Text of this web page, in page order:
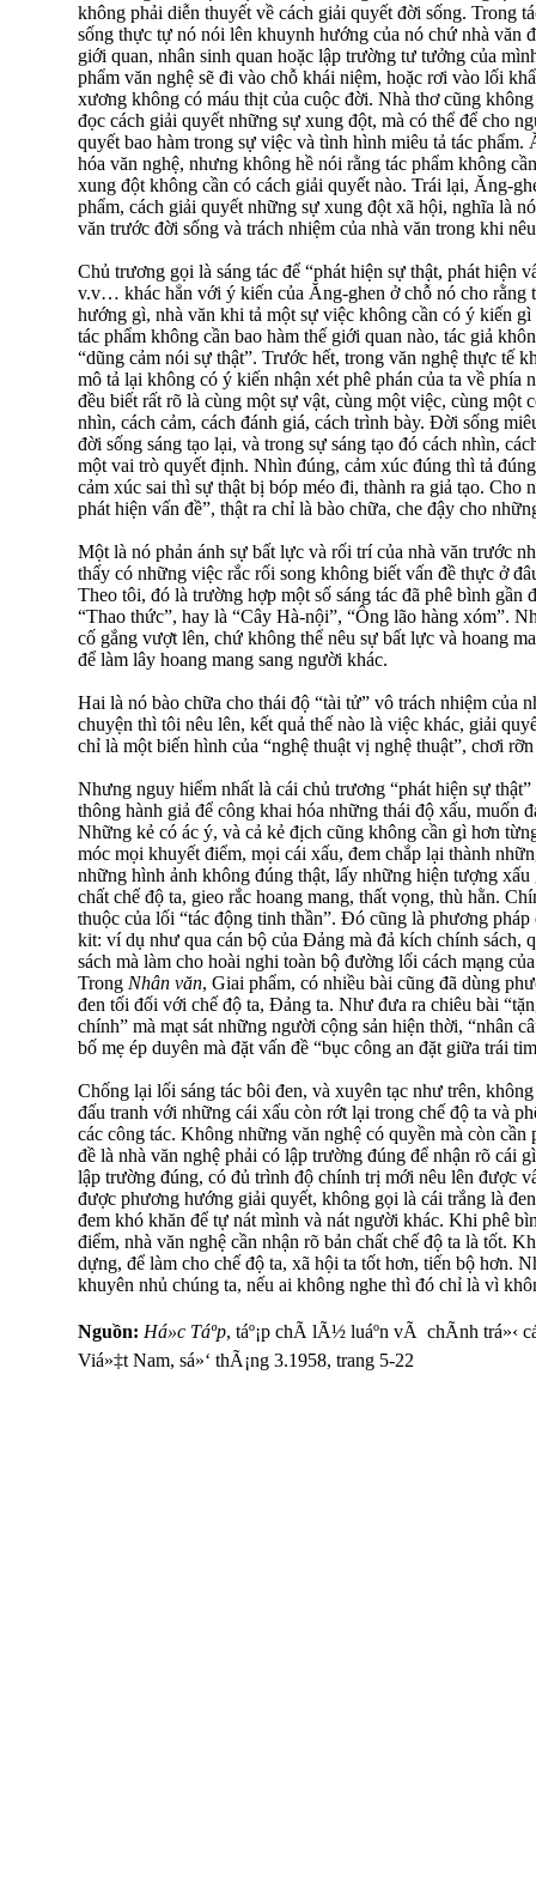
không phải diễn thuyết về cách giải quyết đời sống. Trong
sống thực tự nó nói lên khuynh hướng của nó chứ nhà văn
giới quan, nhân sinh quan hoặc lập trường tư tưởng của
phẩm văn nghệ sẽ đi vào chỗ khái niệm, hoặc rơi vào lối
xương không có máu thịt của cuộc đời. Nhà thơ cũng
đọc cách giải quyết những sự xung đột, mà có thể để cho
quyết bao hàm trong sự việc và tình hình miêu tả tác
hóa văn nghệ, nhưng không hề nói rằng tác phẩm không
xung đột không cần có cách giải quyết nào. Trái lại, Ăng-
phẩm, cách giải quyết những sự xung đột xã hội, nghĩa là
văn trước đời sống và trách nhiệm của nhà văn trong khi
Chủ trương gọi là sáng tác để “phát hiện sự thật, phát hiện
v.v… khác hẳn với ý kiến của Ăng-ghen ở chỗ nó cho rằng
hướng gì, nhà văn khi tả một sự việc không cần có ý kiến
tác phẩm không cần bao hàm thế giới quan nào, tác giả
“dũng cảm nói sự thật”. Trước hết, trong văn nghệ thực tế
mô tả lại không có ý kiến nhận xét phê phán của ta về phía
đều biết rất rõ là cùng một sự vật, cùng một việc, cùng một
nhìn, cách cảm, cách đánh giá, cách trình bày. Đời sống
đời sống sáng tạo lại, và trong sự sáng tạo đó cách nhìn,
một vai trò quyết định. Nhìn đúng, cảm xúc đúng thì tả
cảm xúc sai thì sự thật bị bóp méo đi, thành ra giả tạo. Cho
phát hiện vấn đề”, thật ra chỉ là bào chữa, che đậy cho
Một là nó phản ánh sự bất lực và rối trí của nhà văn trước
thấy có những việc rắc rối song không biết vấn đề thực ở
Theo tôi, đó là trường hợp một số sáng tác đã phê bình gần
“Thao thức”, hay là “Cây Hà-nội”, “Ông lão hàng xóm”.
cố gắng vượt lên, chứ không thể nêu sự bất lực và hoang
để làm lây hoang mang sang người khác.
Hai là nó bào chữa cho thái độ “tài tử” vô trách nhiệm của
chuyện thì tôi nêu lên, kết quả thế nào là việc khác, giải
chỉ là một biến hình của “nghệ thuật vị nghệ thuật”, chơi
Nhưng nguy hiểm nhất là cái chủ trương “phát hiện sự
thông hành giả để công khai hóa những thái độ xấu, muốn
Những kẻ có ác ý, và cả kẻ địch cũng không cần gì hơn
móc mọi khuyết điểm, mọi cái xấu, đem chắp lại thành
những hình ảnh không đúng thật, lấy những hiện tượng xấu
chất chế độ ta, gieo rắc hoang mang, thất vọng, thù hằn.
thuộc của lối “tác động tinh thần”. Đó cũng là phương
kit: ví dụ như qua cán bộ của Đảng mà đả kích chính sách,
sách mà làm cho hoài nghi toàn bộ đường lối cách mạng
Trong Nhân văn, Giai phẩm, có nhiều bài cũng đã dùng
đen tối đối với chế độ ta, Đảng ta. Như đưa ra chiêu bài
chính” mà mạt sát những người cộng sản hiện thời, “nhân
bố mẹ ép duyên mà đặt vấn đề “bục công an đặt giữa trái
Chống lại lối sáng tác bôi đen, và xuyên tạc như trên,
đấu tranh với những cái xấu còn rớt lại trong chế độ ta và
các công tác. Không những văn nghệ có quyền mà còn
đề là nhà văn nghệ phải có lập trường đúng để nhận rõ cái
lập trường đúng, có đủ trình độ chính trị mới nêu lên được
được phương hướng giải quyết, không gọi là cái trắng là
đem khó khăn để tự nát mình và nát người khác. Khi phê
điểm, nhà văn nghệ cần nhận rõ bản chất chế độ ta là tốt.
dựng, để làm cho chế độ ta, xã hội ta tốt hơn, tiến bộ hơn.
khuyên nhủ chúng ta, nếu ai không nghe thì đó chỉ là vì
Nguồn: Há»c Táº­p, táº¡p chÃ­ lÃ½ luáº­n vÃ chÃ­nh trá»‹
Viá»‡t Nam, sá»‘ thÃ¡ng 3.1958, trang 5-22